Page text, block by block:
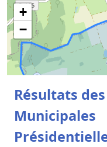
+
−
Résultats
Municipales